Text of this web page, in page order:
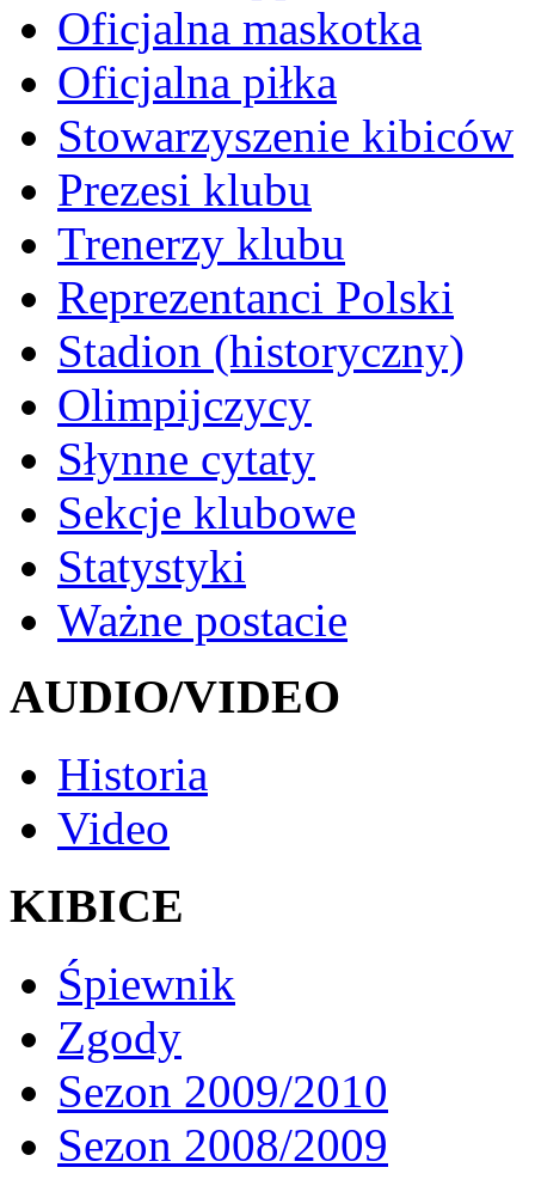
Oficjalna maskotka
Oficjalna piłka
Stowarzyszenie kibiców
Prezesi klubu
Trenerzy klubu
Reprezentanci Polski
Stadion (historyczny)
Olimpijczycy
Słynne cytaty
Sekcje klubowe
Statystyki
Ważne postacie
AUDIO/VIDEO
Historia
Video
KIBICE
Śpiewnik
Zgody
Sezon 2009/2010
Sezon 2008/2009